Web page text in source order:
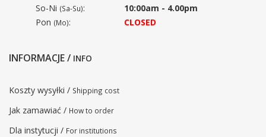
So-Ni (Sa-Su):
10:00am - 4.00pm
Pon (Mo): CLOSED
INFORMACJE / INFO
Koszty wysyłki / Shipping cost
Jak zamawiać / How to order
Dla instytucji / For institutions